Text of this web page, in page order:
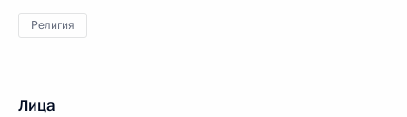
Религия
Лица